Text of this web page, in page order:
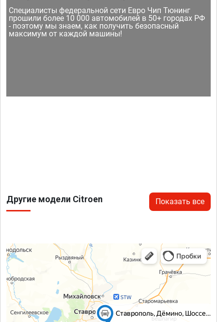
Специалисты федеральной сети Евро Чип Тюнинг
прошили более 10 000 автомобилей в 50+ городах РФ
- поэтому мы знаем, как получить безопасный
максимум от каждой машины!
Другие модели Citroen Показать все